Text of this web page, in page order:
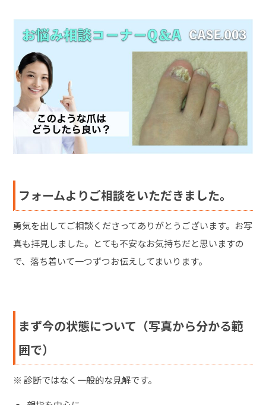
フォームよりご相談をいただきました。
勇気を出してご相談くださってありがとうございます。お写
真も拝見しました。とても不安なお気持ちだと思いますの
で、落ち着いて一つずつお伝えしてまいります。
まず今の状態について（写真から分かる範
囲で）
※ 診断ではなく一般的な見解です。